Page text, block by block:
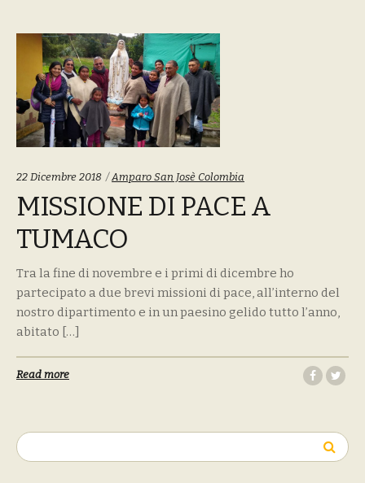
22 Dicembre 2018 Tags:
Amparo San Josè Colombia
MISSIONE DI PACE A
TUMACO
Tra la fine di novembre e i primi di dicembre ho
partecipato a due brevi missioni di pace, all’interno del
nostro dipartimento e in un paesino gelido tutto l’anno,
abitato […]
Read more
Ricerca
per: